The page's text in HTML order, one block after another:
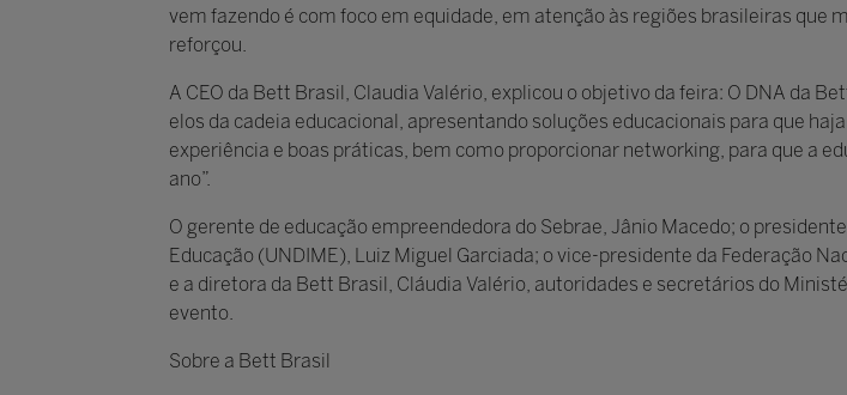
vem fazendo é com foco em equidade, em atenção às regiões brasileiras que
reforçou.
A CEO da Bett Brasil, Claudia Valério, explicou o objetivo da feira: O DNA da
elos da cadeia educacional, apresentando soluções educacionais para que
experiência e boas práticas, bem como proporcionar networking, para que a
ano”.
O gerente de educação empreendedora do Sebrae, Jânio Macedo; o
Educação (UNDIME), Luiz Miguel Garciada; o vice-presidente da Federação
e a diretora da Bett Brasil, Cláudia Valério, autoridades e secretários do
evento.
Sobre a Bett Brasil